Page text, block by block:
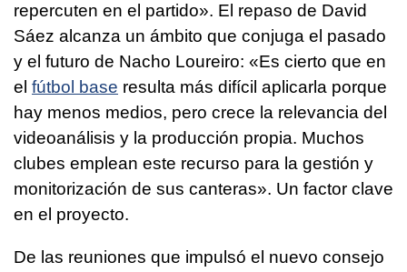
repercuten en el partido». El repaso de David
Sáez alcanza un ámbito que conjuga el pasado
y el futuro de Nacho Loureiro: «Es cierto que en
el fútbol base resulta más difícil aplicarla porque
hay menos medios, pero crece la relevancia del
videoanálisis y la producción propia. Muchos
clubes emplean este recurso para la gestión y
monitorización de sus canteras». Un factor clave
en el proyecto.
De las reuniones que impulsó el nuevo consejo